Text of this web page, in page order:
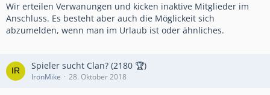
Wir erteilen Verwanungen und kicken inaktive Mitglieder im
Anschluss. Es besteht aber auch die Möglickeit sich
abzumelden, wenn man im Urlaub ist oder ähnliches.
Spieler sucht Clan? (2180 🏆)
IronMike 28. Oktober 2018